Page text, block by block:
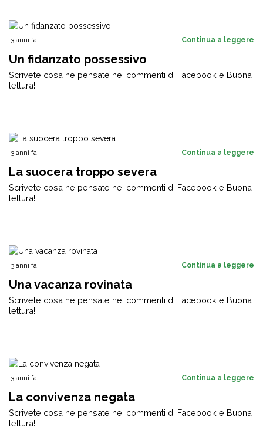
3 anni fa Continua a leggere
Un fidanzato possessivo
Scrivete cosa ne pensate nei commenti di Facebook e Buona
lettura!
3 anni fa Continua a leggere
La suocera troppo severa
Scrivete cosa ne pensate nei commenti di Facebook e Buona
lettura!
3 anni fa Continua a leggere
Una vacanza rovinata
Scrivete cosa ne pensate nei commenti di Facebook e Buona
lettura!
3 anni fa Continua a leggere
La convivenza negata
Scrivete cosa ne pensate nei commenti di Facebook e Buona
lettura!